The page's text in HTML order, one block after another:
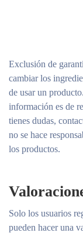
Exclusión de
cambiar los
de usar un
información es de
tienes dudas,
no se hace
los productos.
Solo los usuarios
pueden hacer una